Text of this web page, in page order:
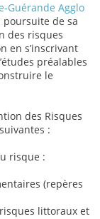
Guérande Agglo
poursuite de sa
des risques
en s’inscrivant
préalables
le
des Risques
:
risque :
(repères
littoraux et